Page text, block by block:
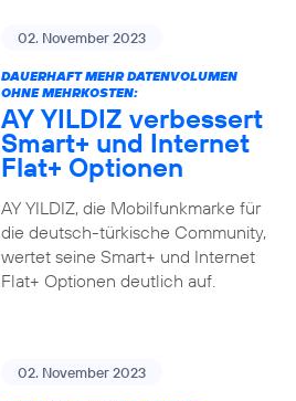
02. November 2023
DAUERHAFT MEHR DATENVOLUMEN
OHNE MEHRKOSTEN:
AY YILDIZ verbessert
Smart+ und Internet
Flat+ Optionen
AY YILDIZ, die Mobilfunkmarke für
die deutsch-türkische Community,
wertet seine Smart+ und Internet
Flat+ Optionen deutlich auf.
02. November 2023